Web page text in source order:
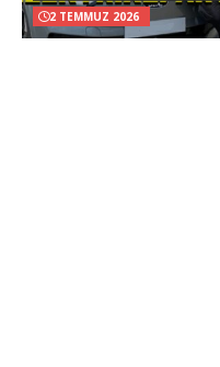
2 TEMMUZ 2026